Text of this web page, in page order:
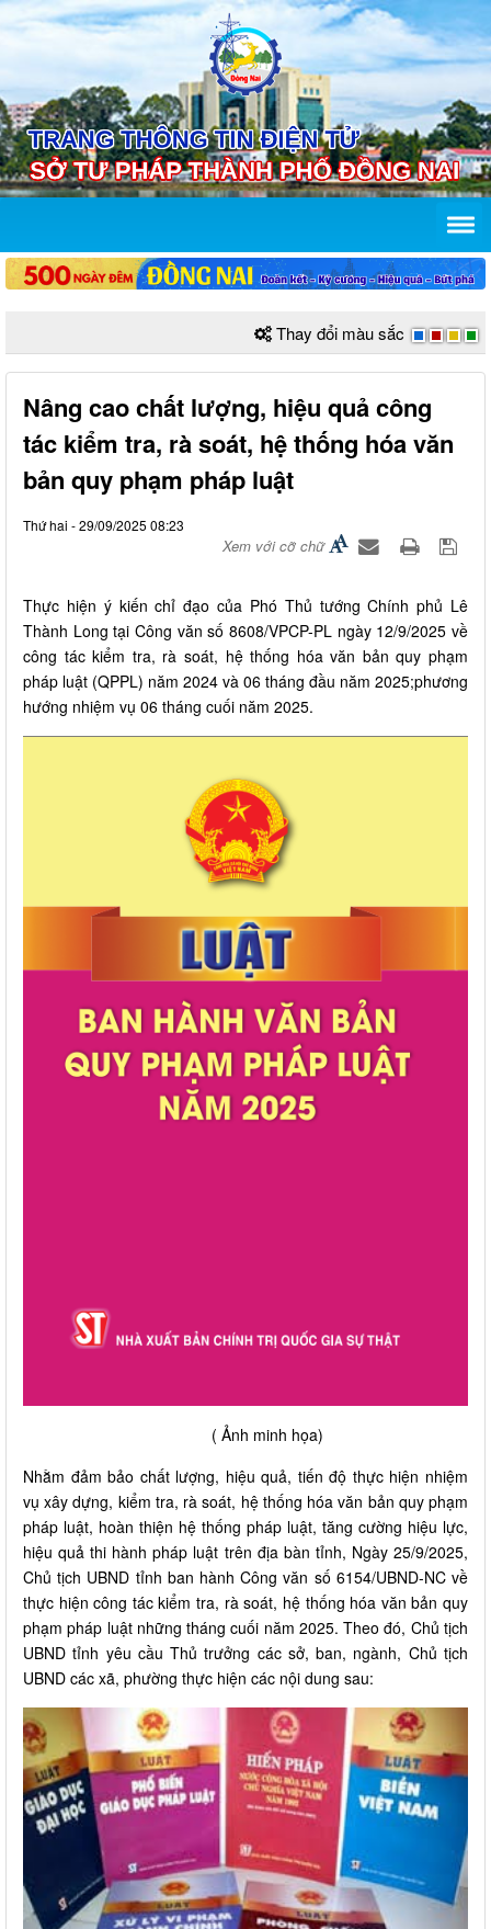
Thay đổi màu sắc
Nâng cao chất lượng, hiệu quả công
tác kiểm tra, rà soát, hệ thống hóa văn
bản quy phạm pháp luật
Thứ hai - 29/09/2025 08:23
Xem với cỡ chữ
Thực hiện ý kiến chỉ đạo của Phó Thủ tướng Chính phủ Lê
Thành Long tại Công văn số 8608/VPCP-PL ngày 12/9/2025 về
công tác kiểm tra, rà soát, hệ thống hóa văn bản quy phạm
pháp luật (QPPL) năm 2024 và 06 tháng đầu năm 2025;phương
hướng nhiệm vụ 06 tháng cuối năm 2025.
( Ảnh minh họa)
Nhằm đảm bảo chất lượng, hiệu quả, tiến độ thực hiện nhiệm
vụ xây dựng, kiểm tra, rà soát, hệ thống hóa văn bản quy phạm
pháp luật, hoàn thiện hệ thống pháp luật, tăng cường hiệu lực,
hiệu quả thi hành pháp luật trên địa bàn tỉnh, Ngày 25/9/2025,
Chủ tịch UBND tỉnh ban hành Công văn số 6154/UBND-NC về
thực hiện công tác kiểm tra, rà soát, hệ thống hóa văn bản quy
phạm pháp luật những tháng cuối năm 2025. Theo đó, Chủ tịch
UBND tỉnh yêu cầu Thủ trưởng các sở, ban, ngành, Chủ tịch
UBND các xã, phường thực hiện các nội dung sau: